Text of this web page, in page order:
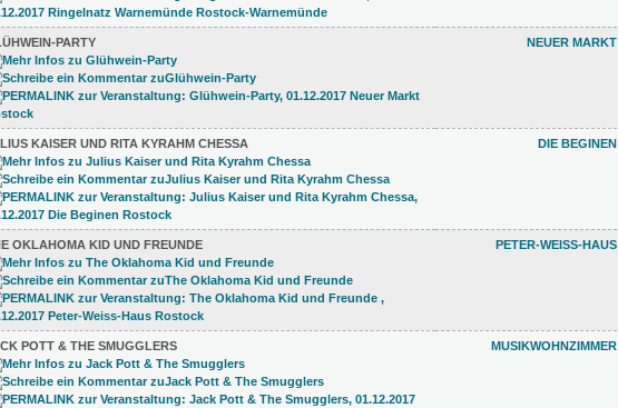
PARTY NEUER MARKT
KAISER UND RITA KYRAHM CHESSA DIE BEGINEN
OKLAHOMA KID UND FREUNDE PETER-WEISS-HAUS
POTT & THE SMUGGLERS MUSIKWOHNZIMMER